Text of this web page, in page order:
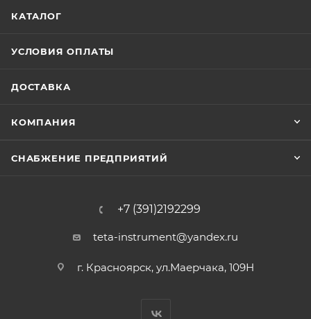
КАТАЛОГ
УСЛОВИЯ ОПЛАТЫ
ДОСТАВКА
КОМПАНИЯ
СНАБЖЕНИЕ ПРЕДПРИЯТИЙ
+7 (391)2192299
teta-instrument@yandex.ru
г. Красноярск, ул.Маерчака, 109Н